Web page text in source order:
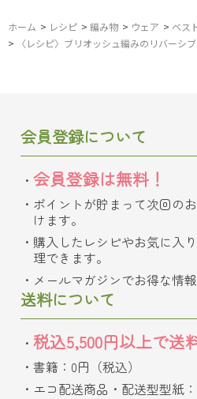
ホーム > レシピ > 編み物 > ウェア > ベス
>
〈レシピ〉ブリオッシュ編みのリバーシ
会員登録について
会員登録は無料！
ポイントが貯まって次回の
けます。
購入したレシピやお気に入
理できます。
メールマガジンでお得な情
送料について
税込5,500円以上で送
書籍：0円（税込）
エコ配送商品・配送型型紙：